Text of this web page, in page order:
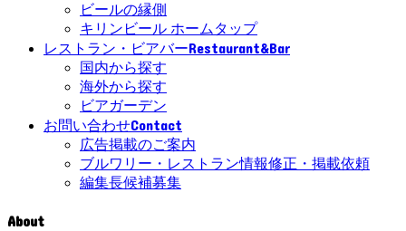
ビールの縁側
キリンビール ホームタップ
レストラン・ビアバーRestaurant&Bar
国内から探す
海外から探す
ビアガーデン
お問い合わせContact
広告掲載のご案内
ブルワリー・レストラン情報修正・掲載依頼
編集長候補募集
About